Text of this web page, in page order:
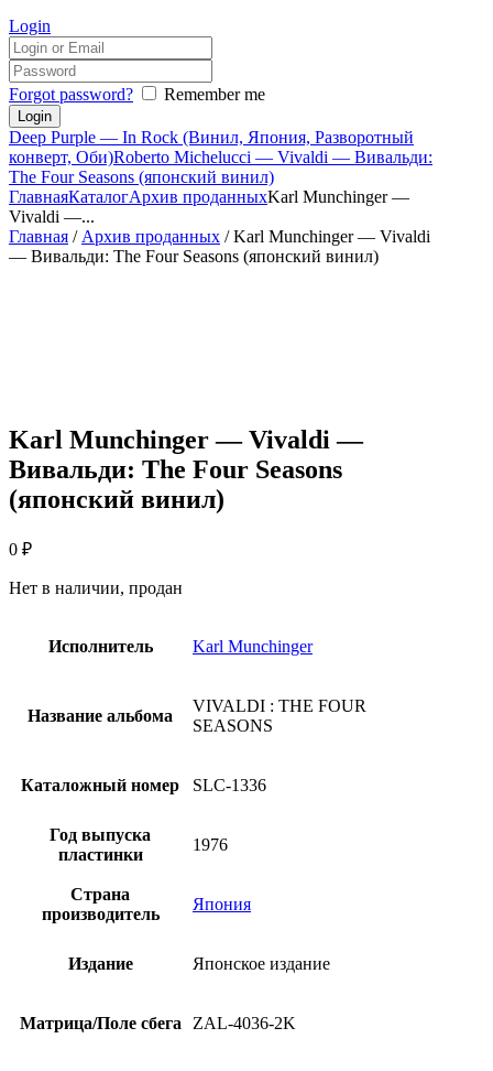
Login
Forgot password? Remember me
Deep Purple — In Rock (Винил, Япония, Разворотный
конверт, Оби)Roberto Michelucci — Vivaldi — Вивальди:
The Four Seasons (японский винил)
ГлавнаяКаталогАрхив проданныхKarl Munchinger —
Vivaldi —...
Главная / Архив проданных / Karl Munchinger — Vivaldi
— Вивальди: The Four Seasons (японский винил)
Karl Munchinger — Vivaldi —
Вивальди: The Four Seasons
(японский винил)
0 ₽
Нет в наличии, продан
Исполнитель Karl Munchinger
Название альбома
VIVALDI : THE FOUR
SEASONS
Каталожный номер SLC-1336
Год выпуска
пластинки
1976
Страна
производитель
Япония
Издание Японское издание
Матрица/Поле сбега ZAL-4036-2K